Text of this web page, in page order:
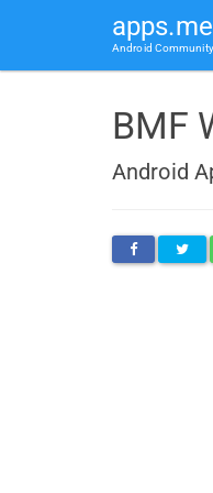
Android Community
BMF
Android